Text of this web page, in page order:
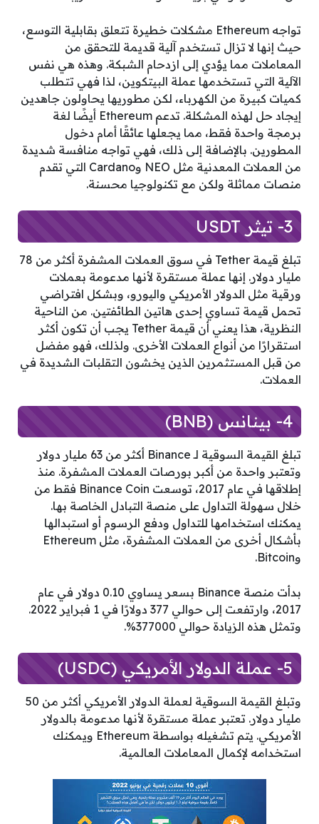
تواجه Ethereum مشكلات خطيرة تتعلق بقابلية التوسع،
حيث إنها لا تزال تستخدم آلية قديمة للتحقق من
المعاملات مما يؤدي إلى ازدحام الشبكة. وهذه هي نفس
الآلية التي تستخدمها عملة البيتكوين، لذا فهي تتطلب
كميات كبيرة من الكهرباء، لكن مطوريها يحاولون جاهدين
إيجاد حل لهذه المشكلة. تدعم Ethereum أيضًا لغة
برمجة واحدة فقط، مما يجعلها عائقًا أمام دخول
المطورين. بالإضافة إلى ذلك، فهي تواجه منافسة شديدة
من العملات المعدنية مثل NEO وCardano التي تقدم
منصات مماثلة ولكن مع تكنولوجيا محسنة.
3- تيثر USDT
تبلغ قيمة Tether في سوق العملات المشفرة أكثر من 78
مليار دولار. إنها عملة مستقرة لأنها مدعومة بعملات
ورقية مثل الدولار الأمريكي واليورو، وبشكل افتراضي
تحمل قيمة تساوي إحدى هاتين الطائفتين. من الناحية
النظرية، هذا يعني أن قيمة Tether يجب أن تكون أكثر
استقرارًا من أنواع العملات الأخرى. ولذلك، فهو مفضل
من قبل المستثمرين الذين يخشون التقلبات الشديدة في
العملات.
4- بينانس (BNB)
تبلغ القيمة السوقية لـ Binance أكثر من 63 مليار دولار
وتعتبر واحدة من أكبر بورصات العملات المشفرة. منذ
إطلاقها في عام 2017، توسعت Binance Coin فقط من
خلال سهولة التداول على منصة التبادل الخاصة بها.
يمكنك استخدامها للتداول ودفع الرسوم أو استبدالها
بأشكال أخرى من العملات المشفرة، مثل Ethereum
وBitcoin.
بدأت منصة Binance بسعر يساوي 0.10 دولار في عام
2017، وارتفعت إلى حوالي 377 دولارًا في 1 فبراير 2022.
وتمثل هذه الزيادة حوالي 377000%.
5- عملة الدولار الأمريكي (USDC)
وتبلغ القيمة السوقية لعملة الدولار الأمريكي أكثر من 50
مليار دولار. تعتبر عملة مستقرة لأنها مدعومة بالدولار
الأمريكي. يتم تشغيله بواسطة Ethereum ويمكنك
استخدامه لإكمال المعاملات العالمية.